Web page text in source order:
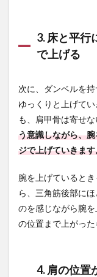
か？
6.2
Q. 上
は真
横で
す
か？
それ
とも
横斜
ろで
す
か？
6.3
Q. 座
レイ
3. 床と平行
で上げる
次に、ダンベルを
ゆっくりと上げて
も、肩甲骨は寄せな
う意識しながら、
ジで上げていきます
腕を上げていると
ら、三角筋後部に
のを感じながら腕
の位置まで上がった
4. 肩の位置